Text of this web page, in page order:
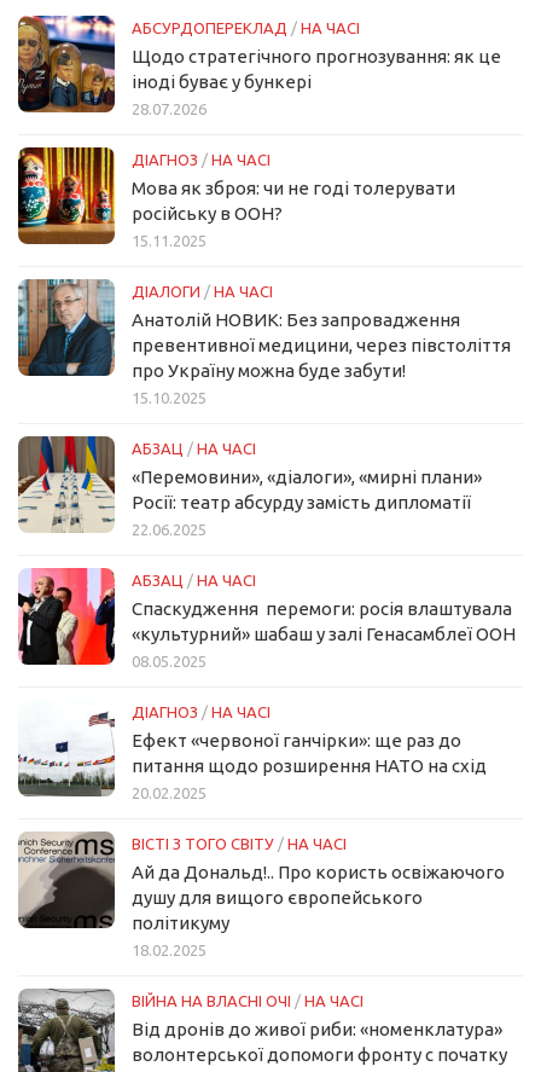
АБСУРДОПЕРЕКЛАД / НА ЧАСІ
Щодо стратегічного прогнозування: як це
іноді буває у бункері
28.07.2026
ДІАГНОЗ / НА ЧАСІ
Мова як зброя: чи не годі толерувати
російську в ООН?
15.11.2025
ДІАЛОГИ / НА ЧАСІ
Анатолій НОВИК: Без запровадження
превентивної медицини, через півстоліття
про Україну можна буде забути!
15.10.2025
АБЗАЦ / НА ЧАСІ
«Перемовини», «діалоги», «мирні плани»
Росії: театр абсурду замість дипломатії
22.06.2025
АБЗАЦ / НА ЧАСІ
Спаскудження перемоги: росія влаштувала
«культурний» шабаш у залі Генасамблеї ООН
08.05.2025
ДІАГНОЗ / НА ЧАСІ
Ефект «червоної ганчірки»: ще раз до
питання щодо розширення НАТО на схід
20.02.2025
ВІСТІ З ТОГО СВІТУ / НА ЧАСІ
Ай да Дональд!.. Про користь освіжаючого
душу для вищого європейського
політикуму
18.02.2025
ВІЙНА НА ВЛАСНІ ОЧІ / НА ЧАСІ
Від дронів до живої риби: «номенклатура»
волонтерської допомоги фронту с початку